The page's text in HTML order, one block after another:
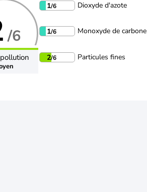
/6
1/6 Dioxyde d'azote
1/6 Monoxyde de carbone
2/6 Particules fines